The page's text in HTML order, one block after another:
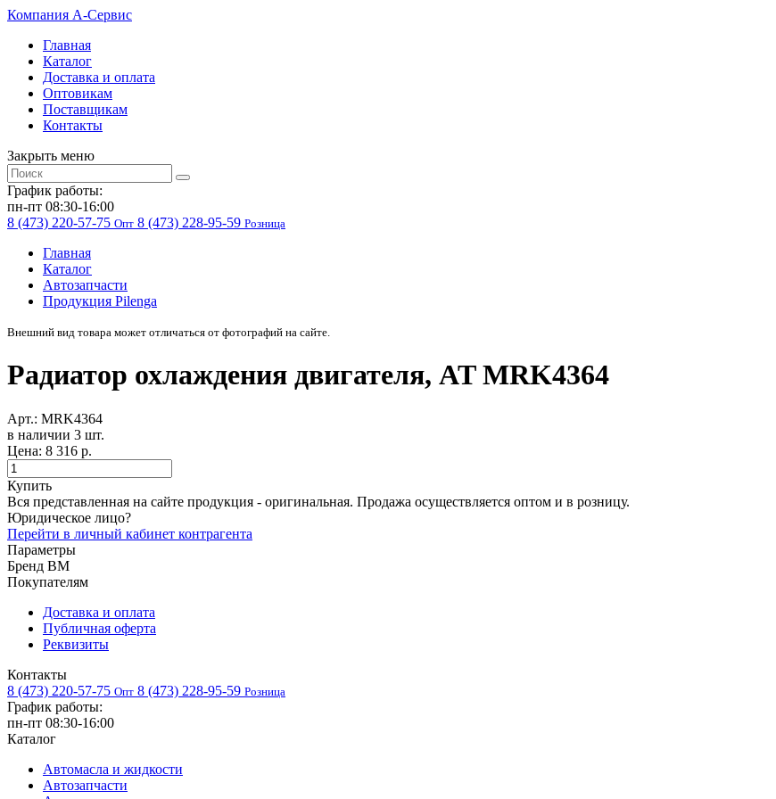
Компания A-Cервис
Главная
Каталог
Доставка и оплата
Оптовикам
Поставщикам
Контакты
Закрыть меню
График работы:
пн-пт 08:30-16:00
8 (473) 220-57-75 Опт 8 (473) 228-95-59 Розница
Главная
Каталог
Автозапчасти
Продукция Pilenga
Внешний вид товара может отличаться от фотографий на сайте.
Радиатор охлаждения двигателя, AT MRK4364
Арт.: MRK4364
в наличии 3 шт. ​
Цена: 8 316 р.
Купить
Вся представленная на сайте продукция - оригинальная. Продажа осуществляется оптом и в розницу.
Юридическое лицо?
Перейти в личный кабинет контрагента
Параметры
Бренд BM
Покупателям
Доставка и оплата
Публичная оферта
Реквизиты
Контакты
8 (473) 220-57-75 Опт 8 (473) 228-95-59 Розница
График работы:
пн-пт 08:30-16:00
Каталог
Автомасла и жидкости
Автозапчасти